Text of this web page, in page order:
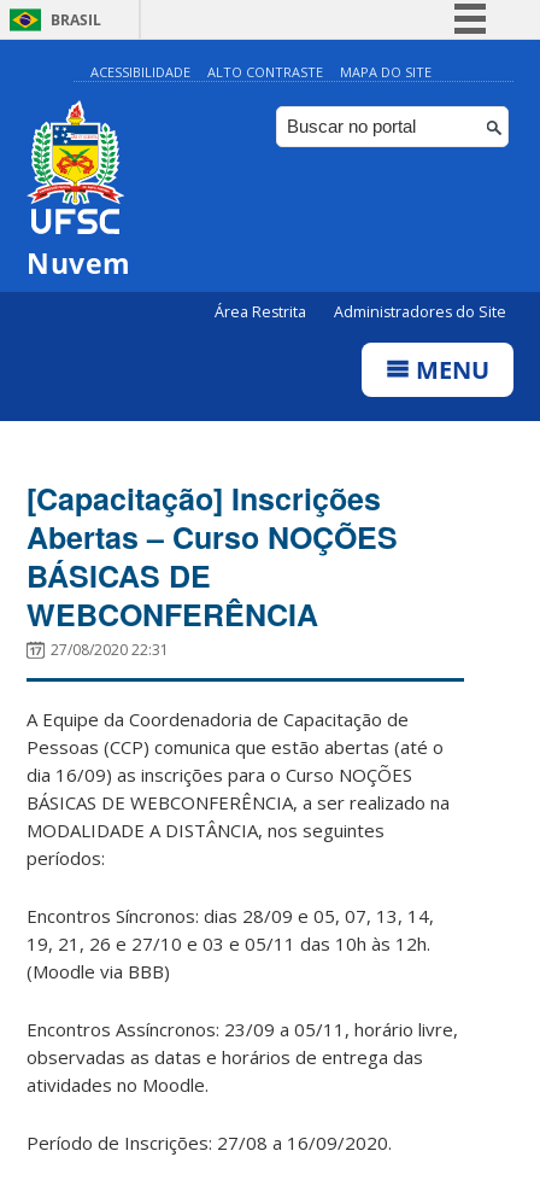
BRASIL
Simplifique!
Comunica BR
Participe
ACESSIBILIDADE ALTO CONTRASTE MAPA DO SITE
Nuvem
Área Restrita Administradores do Site
MENU
[Capacitação] Inscrições
Abertas – Curso NOÇÕES
BÁSICAS DE
WEBCONFERÊNCIA
27/08/2020 22:31
A Equipe da Coordenadoria de Capacitação de
Pessoas (CCP) comunica que estão abertas (até o
dia 16/09) as inscrições para o Curso NOÇÕES
BÁSICAS DE WEBCONFERÊNCIA, a ser realizado na
MODALIDADE A DISTÂNCIA, nos seguintes
períodos:
Encontros Síncronos: dias 28/09 e 05, 07, 13, 14,
19, 21, 26 e 27/10 e 03 e 05/11 das 10h às 12h.
(Moodle via BBB)
Encontros Assíncronos: 23/09 a 05/11, horário livre,
observadas as datas e horários de entrega das
atividades no Moodle.
Período de Inscrições: 27/08 a 16/09/2020.